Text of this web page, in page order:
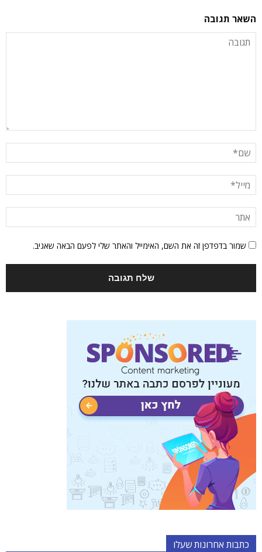
השאר תגובה
שמור בדפדפן זה את השם, האימייל והאתר שלי לפעם הבאה שאגיב.
כתבות אחרונות שעלו